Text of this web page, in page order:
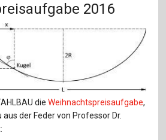
2016
dieWeihnachtspreisaufgabe,
der Feder von Professor Dr.